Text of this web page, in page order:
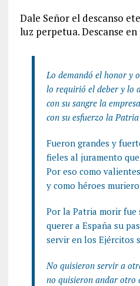
Dale Señor el descanso
luz perpetua. Descanse en
Lo demandó el honor y
lo requirió el deber y lo
con su sangre la
con su esfuerzo la
Fueron grandes y
fieles al juramento
Por eso como
y como héroes
Por la Patria morir fue
querer a España su
servir en los Ejércitos
No quisieron servir a
no quisieron andar otro